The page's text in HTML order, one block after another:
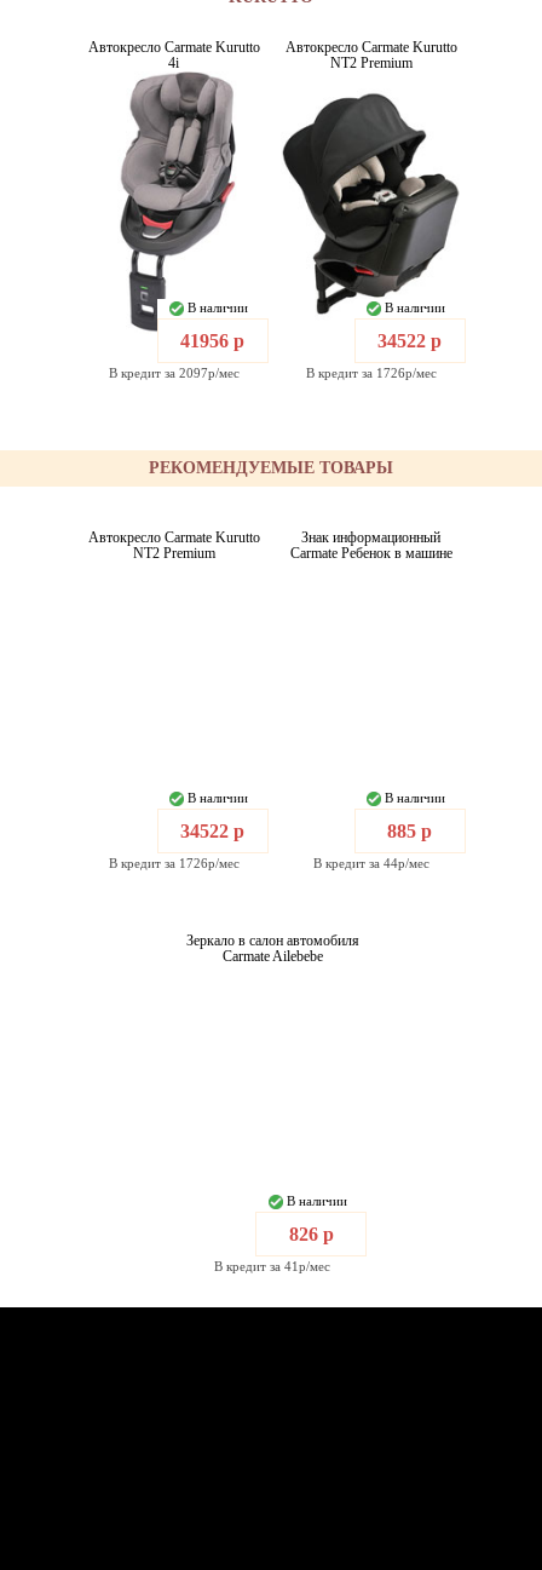
Автокресло Carmate Kurutto
4i
В наличии
41956 р
В кредит за 2097р/мес
Автокресло Carmate Kurutto
NT2 Premium
В наличии
34522 р
В кредит за 1726р/мес
РЕКОМЕНДУЕМЫЕ ТОВАРЫ
Автокресло Carmate Kurutto
NT2 Premium
В наличии
34522 р
В кредит за 1726р/мес
Знак информационный
Carmate Ребенок в машине
В наличии
885 р
В кредит за 44р/мес
Зеркало в салон автомобиля
Carmate Ailebebe
В наличии
826 р
В кредит за 41р/мес